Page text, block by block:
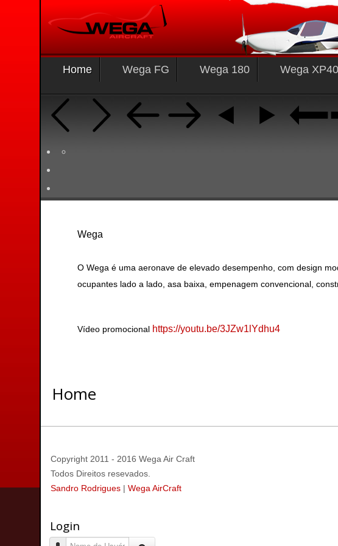
Home Wega FG Wega 180 Wega
Wega
O Wega é uma aeronave de elevado desempenho, com design
ocupantes lado a lado, asa baixa, empenagem convencional,
Vídeo promocional https://youtu.be/3JZw1lYdhu4
Home
Copyright 2011 - 2016 Wega Air Craft
Todos Direitos resevados.
Sandro Rodrigues |Wega AirCraft
Login